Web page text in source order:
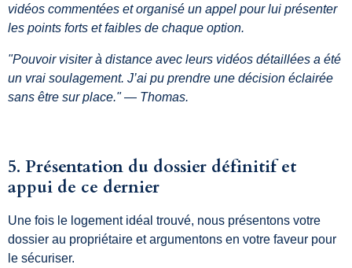
vidéos commentées et organisé un appel pour lui présenter
les points forts et faibles de chaque option.
"Pouvoir visiter à distance avec leurs vidéos détaillées a été
un vrai soulagement. J’ai pu prendre une décision éclairée
sans être sur place." — Thomas.
5. Présentation du dossier définitif et
appui de ce dernier
Une fois le logement idéal trouvé, nous présentons votre
dossier au propriétaire et argumentons en votre faveur pour
le sécuriser.